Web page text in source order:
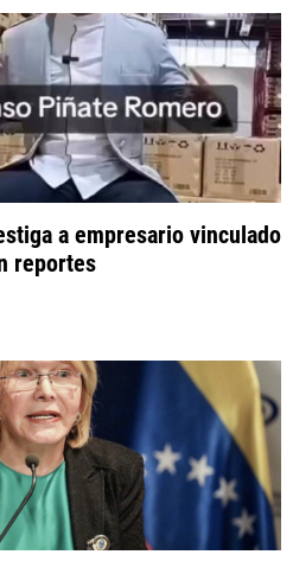
a empresario vinculado
reportes